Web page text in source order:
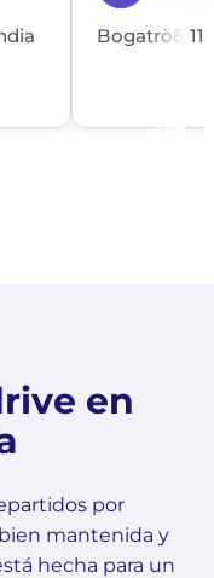
Bogatröð
en
por
mantenida y
hecha para un